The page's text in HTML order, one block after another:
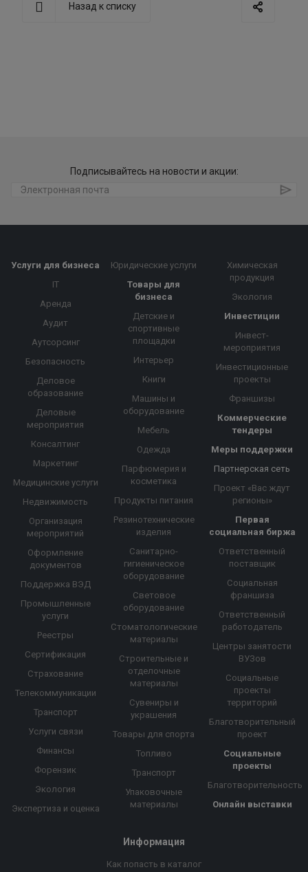
Назад к списку
Подписывайтесь на новости и акции:
Услуги для бизнеса
IT
Аренда
Аудит
Аутсорсинг
Безопасность
Деловое
образование
Деловые
мероприятия
Консалтинг
Маркетинг
Медицинские услуги
Недвижимость
Организация
мероприятий
Оформление
документов
Поддержка ВЭД
Промышленные
услуги
Реестры
Сертификация
Страхование
Телекоммуникации
Транспорт
Услуги связи
Финансы
Форензик
Экология
Экспертиза и оценка
Юридические услуги
Товары для
бизнеса
Детские и
спортивные
площадки
Интерьер
Книги
Машины и
оборудование
Мебель
Одежда
Парфюмерия и
косметика
Продукты питания
Резинотехнические
изделия
Санитарно-
гигиеническое
оборудование
Световое
оборудование
Стоматологические
материалы
Строительные и
отделочные
материалы
Сувениры и
украшения
Товары для спорта
Топливо
Транспорт
Упаковочные
материалы
Химическая
продукция
Экология
Инвестиции
Инвест-
мероприятия
Инвестиционные
проекты
Франшизы
Коммерческие
тендеры
Меры поддержки
Партнерская сеть
Проект «Вас ждут
регионы»
Первая
социальная биржа
Ответственный
поставщик
Социальная
франшиза
Ответственный
работодатель
Центры занятости
ВУЗов
Социальные
проекты
территорий
Благотворительный
проект
Социальные
проекты
Благотворительность
Онлайн выставки
Информация
Как попасть в каталог